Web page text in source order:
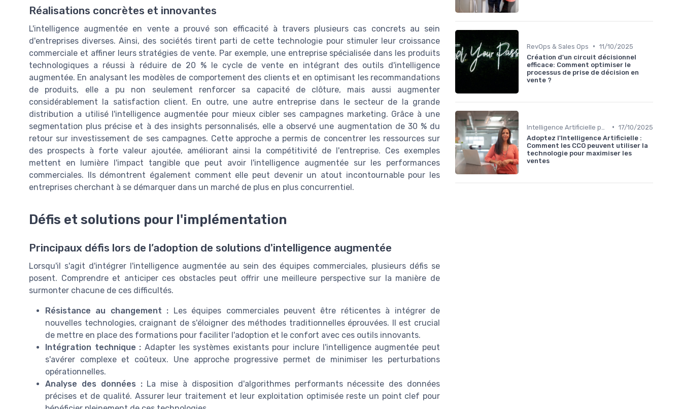
Réalisations concrètes et innovantes
L'intelligence augmentée en vente a prouvé son efficacité à travers plusieurs cas concrets au sein
d'entreprises diverses. Ainsi, des sociétés tirent parti de cette technologie pour stimuler leur croissance
commerciale et affiner leurs stratégies de vente. Par exemple, une entreprise spécialisée dans les produits
technologiques a réussi à réduire de 20 % le cycle de vente en intégrant des outils d'intelligence
augmentée. En analysant les modèles de comportement des clients et en optimisant les recommandations
de produits, elle a pu non seulement renforcer sa capacité de clôture, mais aussi augmenter
considérablement la satisfaction client. En outre, une autre entreprise dans le secteur de la grande
distribution a utilisé l'intelligence augmentée pour mieux cibler ses campagnes marketing. Grâce à une
segmentation plus précise et à des insights personnalisés, elle a observé une augmentation de 30 % du
retour sur investissement de ses campagnes. Cette approche a permis de concentrer les ressources sur
des prospects à forte valeur ajoutée, améliorant ainsi la compétitivité de l'entreprise. Ces exemples
mettent en lumière l'impact tangible que peut avoir l'intelligence augmentée sur les performances
commerciales. Ils démontrent également comment elle peut devenir un atout incontournable pour les
entreprises cherchant à se démarquer dans un marché de plus en plus concurrentiel.
Défis et solutions pour l'implémentation
Principaux défis lors de l’adoption de solutions d'intelligence augmentée
Lorsqu'il s'agit d'intégrer l'intelligence augmentée au sein des équipes commerciales, plusieurs défis se
posent. Comprendre et anticiper ces obstacles peut offrir une meilleure perspective sur la manière de
surmonter chacune de ces difficultés.
Résistance au changement : Les équipes commerciales peuvent être réticentes à intégrer de
nouvelles technologies, craignant de s'éloigner des méthodes traditionnelles éprouvées. Il est crucial
de mettre en place des formations pour faciliter l'adoption et le confort avec ces outils innovants.
Intégration technique : Adapter les systèmes existants pour inclure l'intelligence augmentée peut
s'avérer complexe et coûteux. Une approche progressive permet de minimiser les perturbations
opérationnelles.
Analyse des données :La mise à disposition d'algorithmes performants nécessite des données
précises et de qualité. Assurer leur traitement et leur exploitation optimisée reste un point clef pour
RevOps & Sales Ops • 11/10/2025
Création d'un circuit décisionnel
efficace: Comment optimiser le
processus de prise de décision en
vente ?
• 17/10/2025
Adoptez l'Intelligence Artificielle :
Comment les CCO peuvent utiliser la
technologie pour maximiser les
ventes